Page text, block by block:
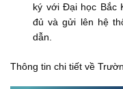
ký với Đại học Bắc
đủ và gửi lên hệ
dẫn.
Thông tin chi tiết về